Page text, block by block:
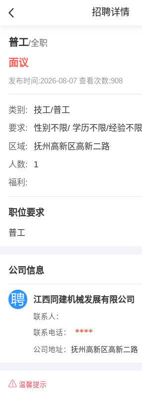
招聘详情
普工/全职
面议
发布时间:2026-08-07 查看次数:908
类别:
技工/普工
要求:
性别不限/ 学历不限/经验不
区域:
抚州高新区高新二路
人数:
1
福利:
职位要求
普工
公司信息
江西同建机械发展有限公司
联系人：
联系电话： ****
公司地址： 抚州高新区高新二路
温馨提示